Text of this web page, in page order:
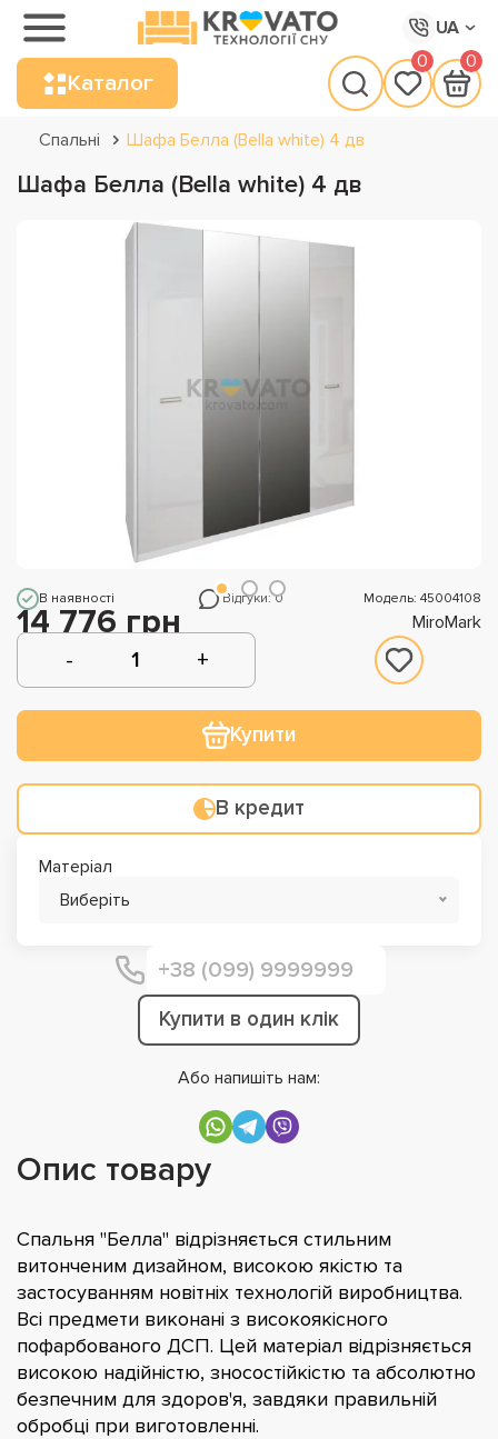
UA
Каталог
0 0
Спальні Шафа Белла (Bella white) 4 дв
Шафа Белла (Bella white) 4 дв
В наявності Відгуки: 0 Модель: 45004108
14 776 грн MiroMark
Купити
В кредит
Матеріал
Виберіть
Купити в один клік
Або напишіть нам:
Опис товару
Спальня "Белла" відрізняється стильним
витонченим дизайном, високою якістю та
застосуванням новітніх технологій виробництва.
Всі предмети виконані з високоякісного
пофарбованого ДСП. Цей матеріал відрізняється
високою надійністю, зносостійкістю та абсолютно
безпечним для здоров'я, завдяки правильній
обробці при виготовленні.